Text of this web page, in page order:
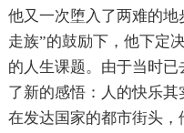
他又一次堕入了两难的
走族”的鼓励下，他下定
的人生课题。由于当时
了新的感悟：人的快乐其
在发达国家的都市街头